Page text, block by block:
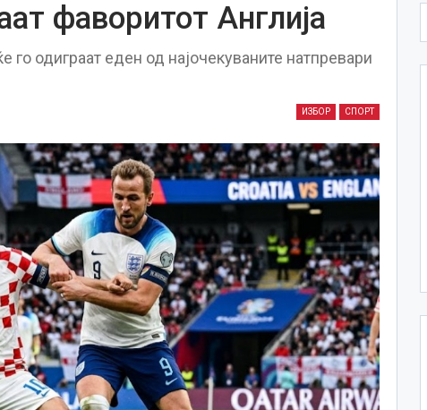
фаворитот Англија
го одиграат еден од најочекуваните натпревари
ИЗБОР СПОРТ